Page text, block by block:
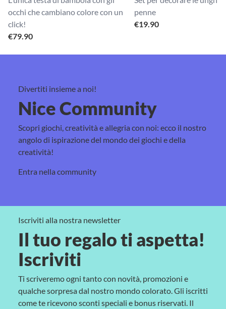
occhi che cambiano colore con un
click!
€79.90
penne
€19.90
Divertiti insieme a noi!
Nice Community
Scopri giochi, creatività e allegria con noi: ecco il nostro
angolo di ispirazione del mondo dei giochi e della
creatività!
Entra nella community
Iscriviti alla nostra newsletter
Il tuo regalo ti aspetta!
Iscriviti
Ti scriveremo ogni tanto con novità, promozioni e
qualche sorpresa dal nostro mondo colorato. Gli iscritti
come te ricevono sconti speciali e bonus riservati. Il